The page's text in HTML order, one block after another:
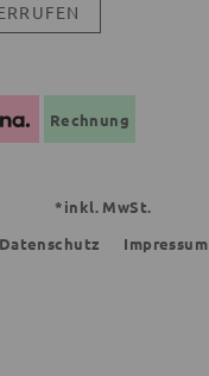
Rechnung
*inkl. MwSt.
Datenschutz
Impressum